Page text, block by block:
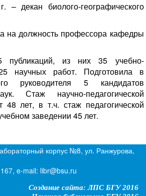
декан биолого-географического
на должность профессора кафедры
из них 35 учебно-
научных работ. Подготовила в
руководителя 5 кандидатов
Стаж научно-педагогической
48 лет, в т.ч. стаж педагогической
заведении 45 лет.
корпус №8, ул. Ранжурова,
e-mail: libr@bsu.ru
Создание сайта: ЛПС БГУ 2016